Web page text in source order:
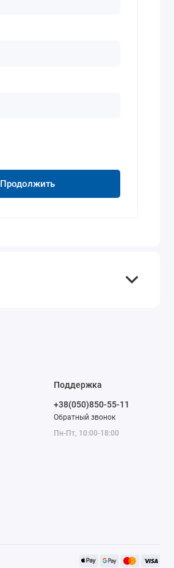
Продолжить
Поддержка
+38(050)850-55-11
Обратный звонок
Пн-Пт, 10:00-18:00